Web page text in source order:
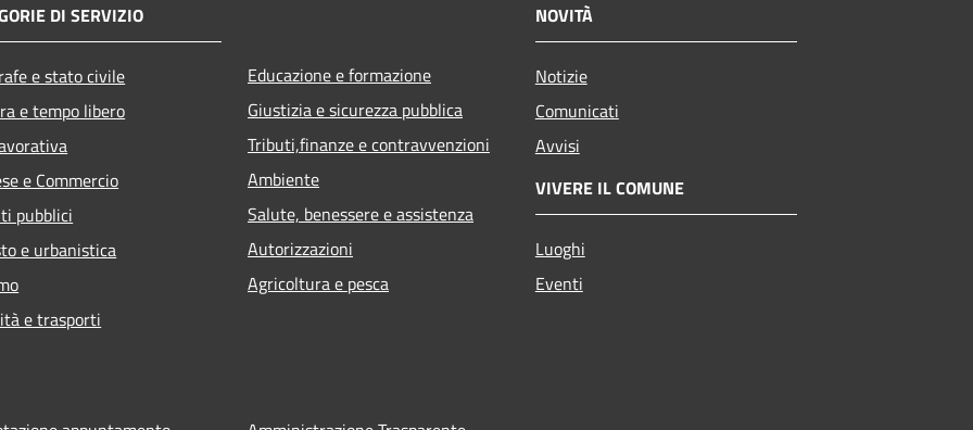
DI SERVIZIO
e stato civile
e tempo libero
e Commercio
pubblici
e urbanistica
e trasporti
Educazione e formazione
Giustizia e sicurezza pubblica
Tributi,finanze e contravvenzioni
Ambiente
Salute, benessere e assistenza
Autorizzazioni
Agricoltura e pesca
NOVITÀ
Notizie
Comunicati
Avvisi
VIVERE IL COMUNE
Luoghi
Eventi